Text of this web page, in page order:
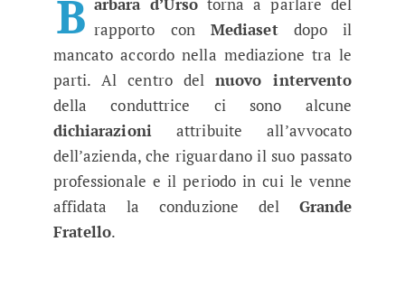
B arbara d’Ursotorna a parlare del
rapporto con Mediasetdopo il
mancato accordo nella mediazione tra le
parti. Al centro delnuovo intervento
della conduttrice ci sono alcune
dichiarazioniattribuite all’avvocato
dell’azienda, che riguardano il suo passato
professionale e il periodo in cui le venne
affidata la conduzione del Grande
Fratello.